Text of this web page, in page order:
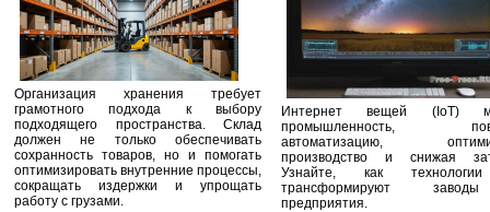
Организация хранения требует
грамотного подхода к выбору
подходящего пространства. Склад
должен не только обеспечивать
сохранность товаров, но и помогать
оптимизировать внутренние процессы,
сокращать издержки и упрощать
работу с грузами.
Интернет вещей (IoT)
промышленность,
автоматизацию,
производство и снижая
Узнайте, как
трансформируют
предприятия.